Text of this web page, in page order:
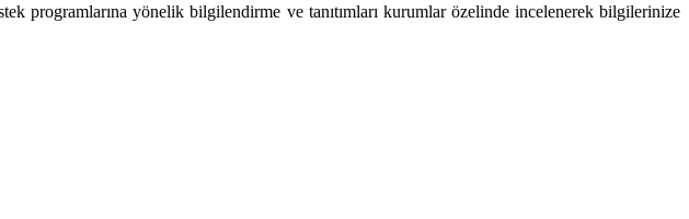
programlarına yönelik bilgilendirme ve tanıtımları kurumlar özelinde incelenerek bilgilerinize